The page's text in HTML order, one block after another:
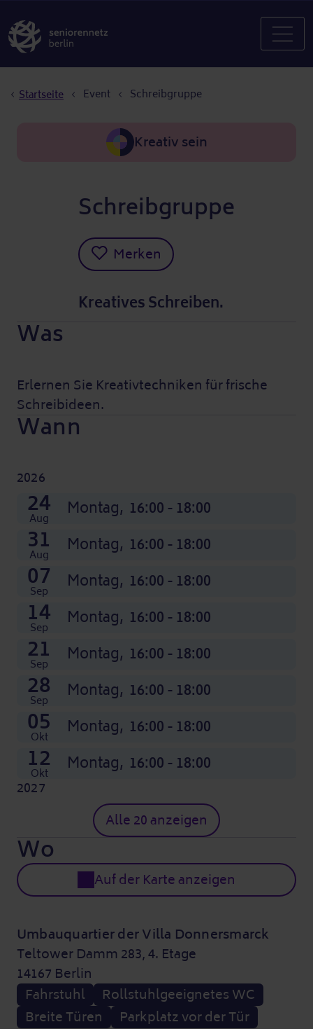
Startseite Event Schreibgruppe
Kreativ sein
Schreibgruppe
Merken
Kreatives Schreiben.
Was
Erlernen Sie Kreativtechniken für frische
Schreibideen.
Wann
2026
24
Aug Montag, 16:00 - 18:00
31
Aug Montag, 16:00 - 18:00
07
Sep Montag, 16:00 - 18:00
14
Sep Montag, 16:00 - 18:00
21
Sep Montag, 16:00 - 18:00
28
Sep Montag, 16:00 - 18:00
05
Okt Montag, 16:00 - 18:00
12
Okt Montag, 16:00 - 18:00
19
Okt Montag,
16:00 - 18:00
26
Okt Montag,
16:00 - 18:00
02
Nov Montag,
16:00 - 18:00
09
Nov Montag,
16:00 - 18:00
16
Nov Montag,
16:00 - 18:00
23
Nov Montag,
16:00 - 18:00
30
Nov Montag,
16:00 - 18:00
07
Dez Montag,
16:00 - 18:00
14
Dez Montag,
16:00 - 18:00
21
Dez Montag,
16:00 - 18:00
28
Dez Montag,
16:00 - 18:00
2027
Montag,
16:00 - 18:00
Alle 20 anzeigen
Wo
Auf der Karte anzeigen
Umbauquartier der Villa Donnersmarck
Teltower Damm 283, 4. Etage
14167 Berlin
Fahrstuhl
Rollstuhlgeeignetes WC
Breite Türen
Parkplatz vor der Tür